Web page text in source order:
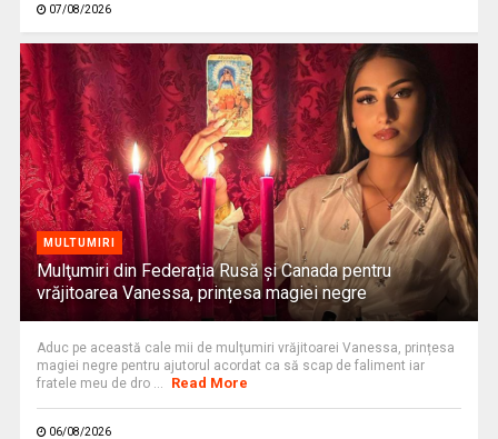
07/08/2026
MULTUMIRI
Mulţumiri din Federația Rusă și Canada pentru
vrăjitoarea Vanessa, prințesa magiei negre
Aduc pe această cale mii de mulţumiri vrăjitoarei Vanessa, prințesa
magiei negre pentru ajutorul acordat ca să scap de faliment iar
fratele meu de dro ...
Read More
06/08/2026